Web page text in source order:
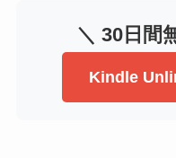
＼ 30日間
Kindle